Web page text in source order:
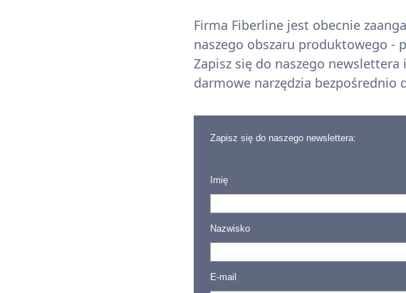
Firma Fiberline jest obecnie
naszego obszaru produktowego -
Zapisz się do naszego
darmowe narzędzia bezpośrednio